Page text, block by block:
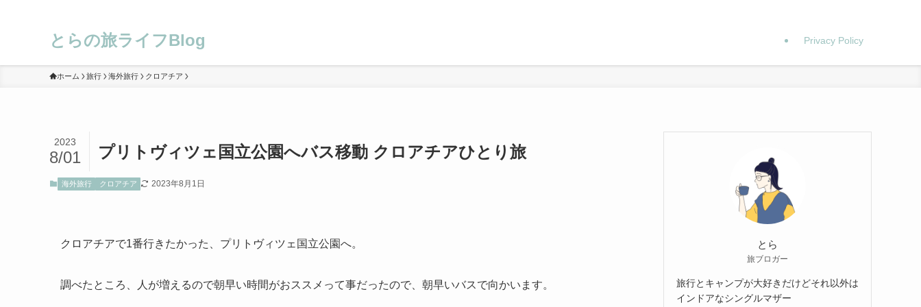
とらの旅ライフBlog Privacy Policy
ホーム 旅行 海外旅行 クロアチア
プリトヴィツェ国立公園へバス移動 クロアチアひとり旅
2023
8/01
海外旅行 クロアチア 2023年8月1日
クロアチアで1番行きたかった、プリトヴィツェ国立公園へ。
調べたところ、人が増えるので朝早い時間がおススメって事だったので、朝早いバスで向かいます。
とら
旅ブロガー
旅行とキャンプが大好きだけどそれ以外は
インドアなシングルマザー